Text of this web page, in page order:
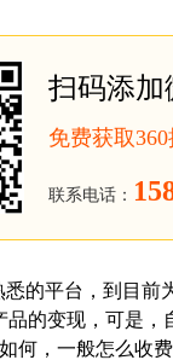
扫码添加
免费获取
联系电话：
悉的平台，到目前
品的变现，可是
何，一般怎么收费